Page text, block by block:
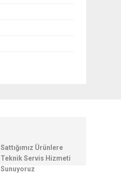
Sattığımız Ürünlere
Teknik Servis Hizmeti
Sunuyoruz